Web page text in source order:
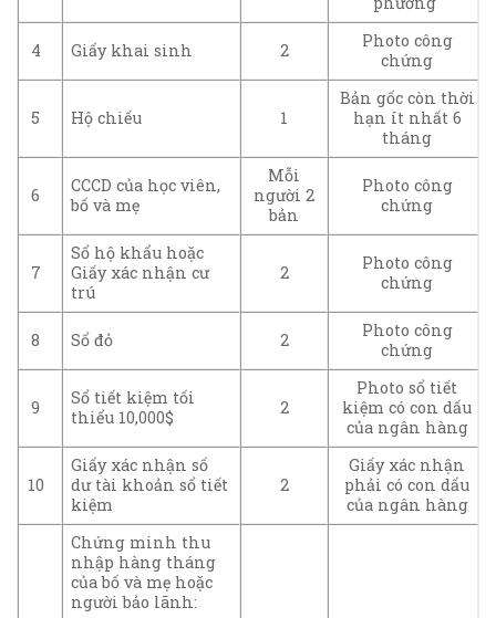
4 Giấy khai sinh 2
Photo công
chứng
5 Hộ chiếu 1
Bản gốc còn thời
hạn ít nhất 6
tháng
6
CCCD của học viên,
bố và mẹ
Mỗi
người 2
bản
Photo công
chứng
7
Sổ hộ khẩu hoặc
Giấy xác nhận cư
trú
2
Photo công
chứng
8 Sổ đỏ 2
Photo công
chứng
9
Sổ tiết kiệm tối
thiểu 10,000$
2
Photo sổ tiết
kiệm có con dấu
của ngân hàng
10
Giấy xác nhận số
dư tài khoản sổ tiết
kiệm
2
Giấy xác nhận
phải có con dấu
của ngân hàng
Chứng minh thu
nhập hàng tháng
của bố và mẹ hoặc
người bảo lãnh: